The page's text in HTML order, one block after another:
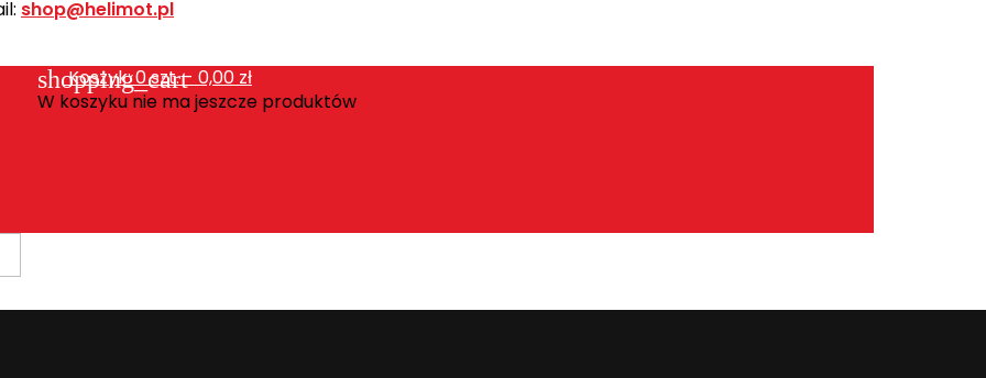
shop@helimot.pl
shopping_cart
Koszyk:0szt. - 0,00 zł
W koszyku nie ma jeszcze produktów